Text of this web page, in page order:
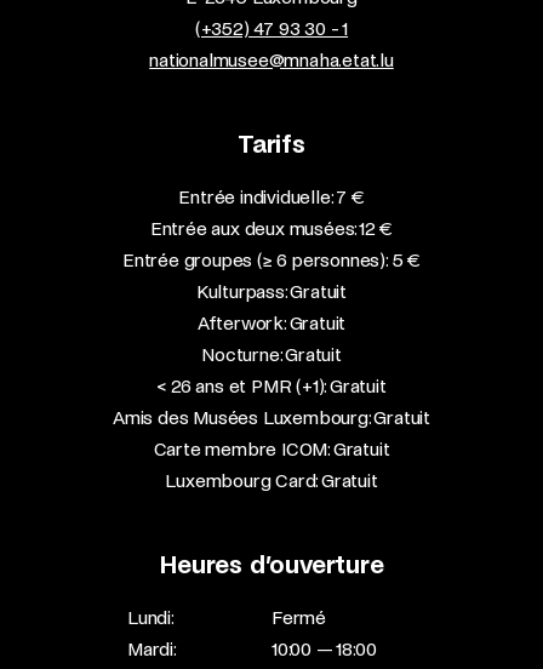
(+352) 47 93 30 - 1
nationalmusee@mnaha.etat.lu
Tarifs
Entrée individuelle: 7 €
Entrée aux deux musées: 12 €
Entrée groupes (≥ 6 personnes): 5 €
Kulturpass: Gratuit
Afterwork: Gratuit
Nocturne: Gratuit
< 26 ans et PMR (+1): Gratuit
Amis des Musées Luxembourg: Gratuit
Carte membre ICOM: Gratuit
Luxembourg Card: Gratuit
Heures d’ouverture
Lundi:
Fermé
Mardi:
10:00 — 18:00